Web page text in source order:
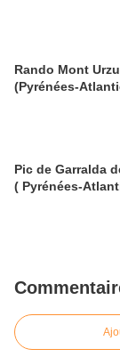
Rando Mont
(Pyrénées-
Pic de Garralda
( Pyrénées-